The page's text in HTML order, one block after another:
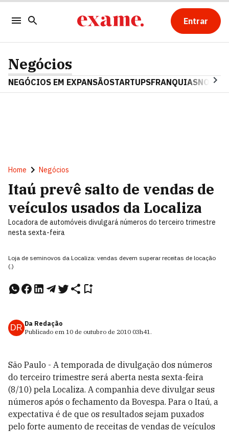
Entrar
Negócios
NEGÓCIOS EM EXPANSÃOSTARTUPSFRANQUIAS
Home Negócios
Itaú prevê salto de vendas de
veículos usados da Localiza
Locadora de automóveis divulgará números do terceiro trimestre
nesta sexta-feira
Loja de seminovos da Localiza: vendas devem superar receitas de locação
(.)
DR Da Redação
Publicado em 10 de outubro de 2010 03h41.
São Paulo - A temporada de divulgação dos números
do terceiro trimestre será aberta nesta sexta-feira
(8/10) pela Localiza. A companhia deve divulgar seus
números após o fechamento da Bovespa. Para o Itaú, a
expectativa é de que os resultados sejam puxados
pelo forte aumento de receitas de vendas de veículos